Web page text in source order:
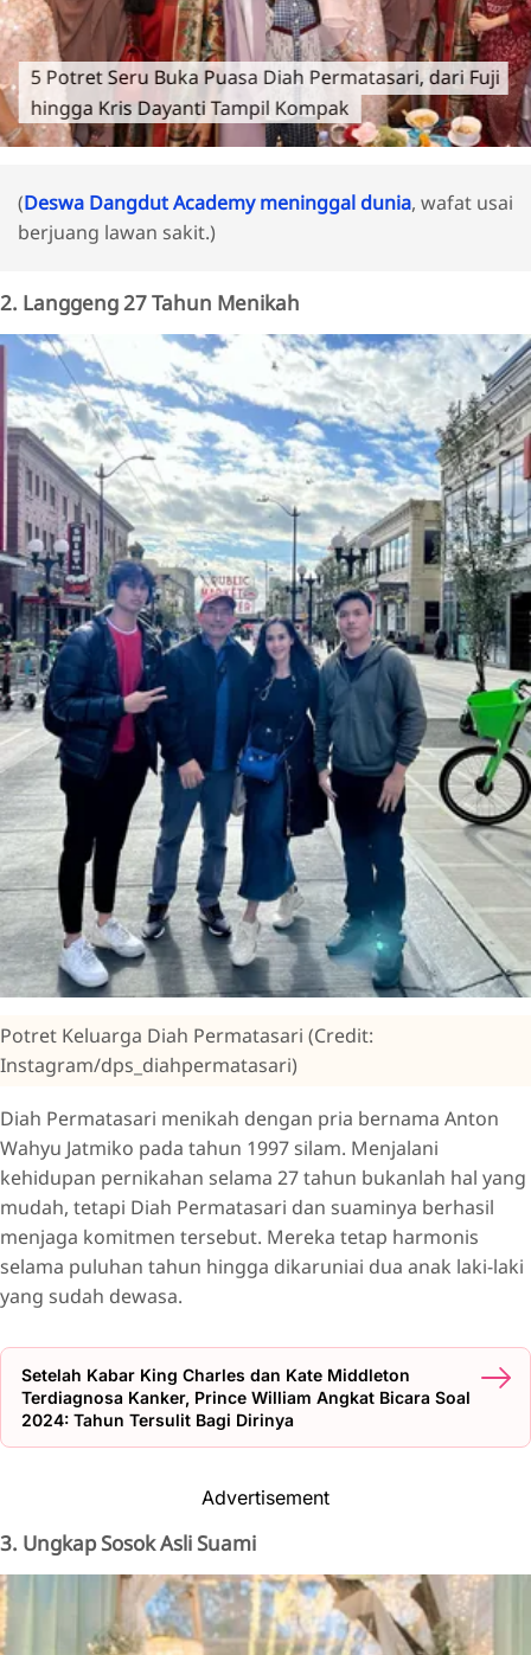
5 Potret Seru Buka Puasa Diah Permatasari, dari Fuji
hingga Kris Dayanti Tampil Kompak
(Deswa Dangdut Academy meninggal dunia, wafat usai
berjuang lawan sakit.)
2. Langgeng 27 Tahun Menikah
Potret Keluarga Diah Permatasari (Credit:
Instagram/dps_diahpermatasari)
Diah Permatasari menikah dengan pria bernama Anton
Wahyu Jatmiko pada tahun 1997 silam. Menjalani
kehidupan pernikahan selama 27 tahun bukanlah hal yang
mudah, tetapi Diah Permatasari dan suaminya berhasil
menjaga komitmen tersebut. Mereka tetap harmonis
selama puluhan tahun hingga dikaruniai dua anak laki-laki
yang sudah dewasa.
Setelah Kabar King Charles dan Kate Middleton
Terdiagnosa Kanker, Prince William Angkat Bicara Soal
2024: Tahun Tersulit Bagi Dirinya
Advertisement
3. Ungkap Sosok Asli Suami